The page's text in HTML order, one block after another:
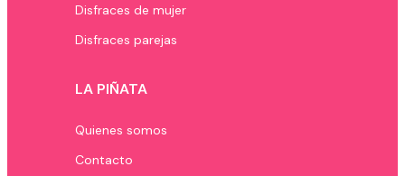
Disfraces de mujer
Disfraces parejas
LA PIÑATA
Quienes somos
Contacto